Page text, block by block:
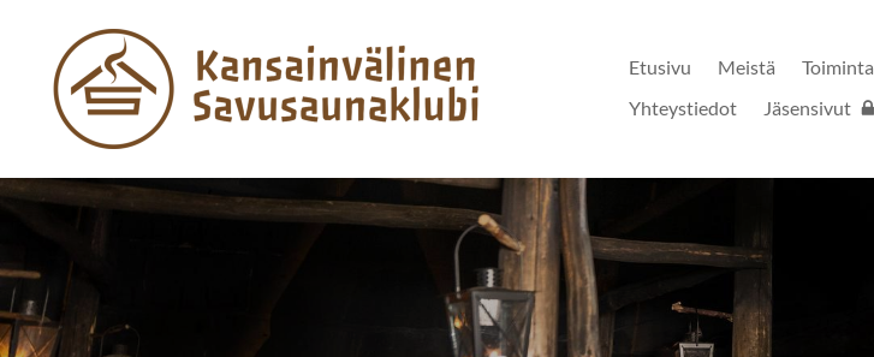
sivun
sisältöön
Kansainvälinen Savusaunaklubi ry
Etusivu Meistä Toiminta
Yhteystiedot
Jäsensivut